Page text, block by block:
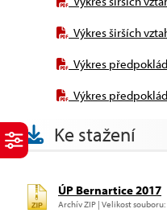
Výkres širších
Výkres
Výkres
Ke stažení
ÚP Bernartice 2017
Archív ZIP | Velikost